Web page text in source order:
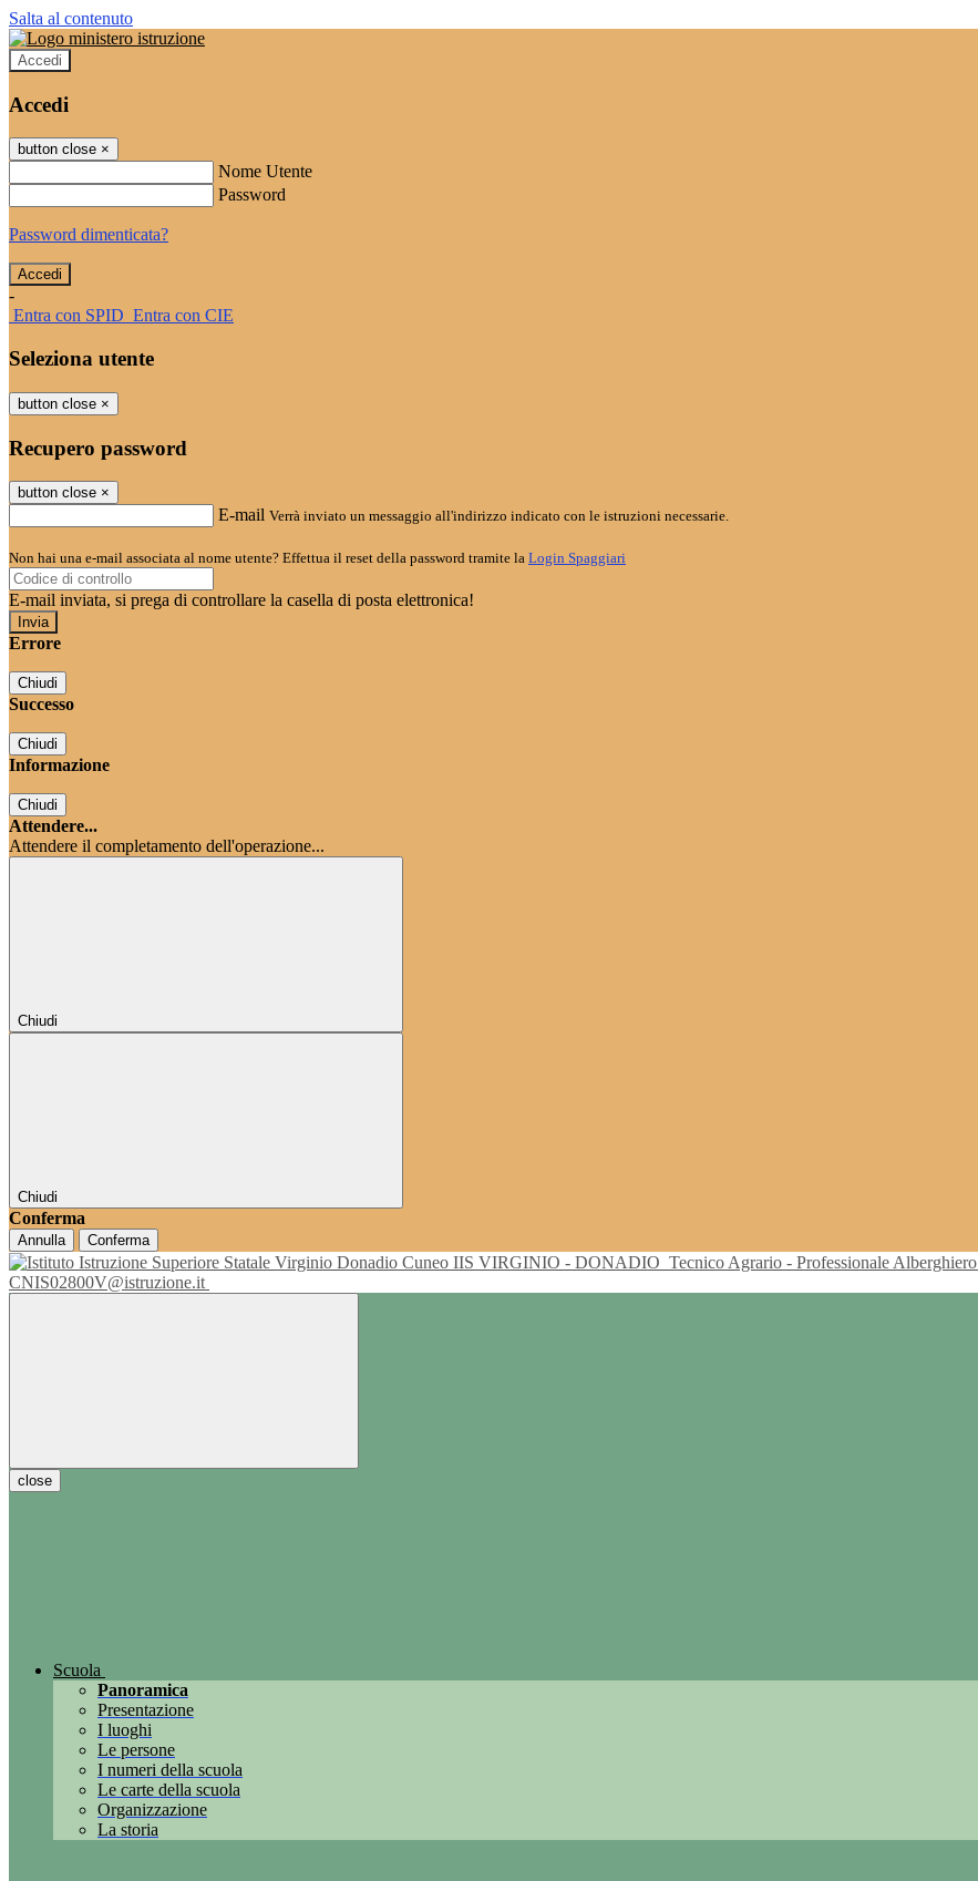
Salta al contenuto
Accedi
Accedi
button close ×
Nome Utente
Password
Password dimenticata?
-
Entra con SPID Entra con CIE
Seleziona utente
button close ×
Recupero password
button close ×
E-mail Verrà inviato un messaggio all'indirizzo indicato con le istruzioni necessarie.
Non hai una e-mail associata al nome utente? Effettua il reset della password tramite la Login Spaggiari
E-mail inviata, si prega di controllare la casella di posta elettronica!
Errore
Chiudi
Successo
Chiudi
Informazione
Chiudi
Attendere...
Attendere il completamento dell'operazione...
Chiudi
Chiudi
Conferma
Annulla Conferma
IIS VIRGINIO - DONADIO Tecnico Agrario - Professionale Alberghiero
CNIS02800V@istruzione.it
close
Scuola
Panoramica
Presentazione
I luoghi
Le persone
I numeri della scuola
Le carte della scuola
Organizzazione
La storia